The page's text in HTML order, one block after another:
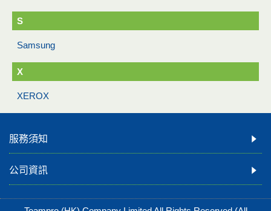
S
Samsung
X
XEROX
服務須知
公司資訊